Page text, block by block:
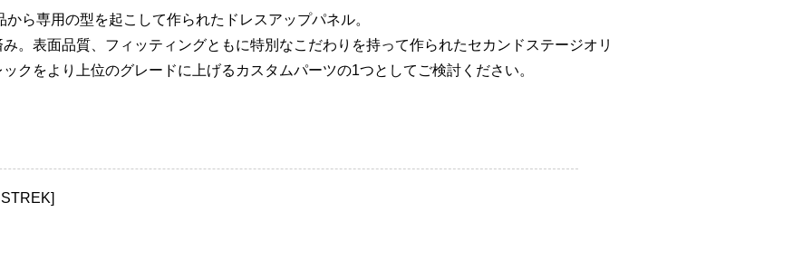
ら専用の型を起こして作られたドレスアップパネル。
。表面品質、フィッティングともに特別なこだわりを持って作られたセカンドステージオリ
クをより上位のグレードに上げるカスタムパーツの1つとしてご検討ください。